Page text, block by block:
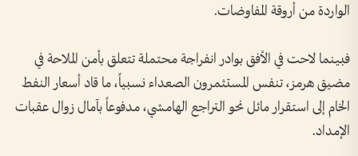
الواردة من أروقة المفاوضات.
فبينما لاحت في الأفق بوادر انفراجة محتملة تتعلق بأمن الملاحة في
مضيق هرمز، تنفس المستثمرون الصعداء نسبياً، ما قاد أسعار النفط
الخام إلى استقرار مائل نحو التراجع الهامشي، مدفوعاً بآمال زوال عقبات
الإمداد.